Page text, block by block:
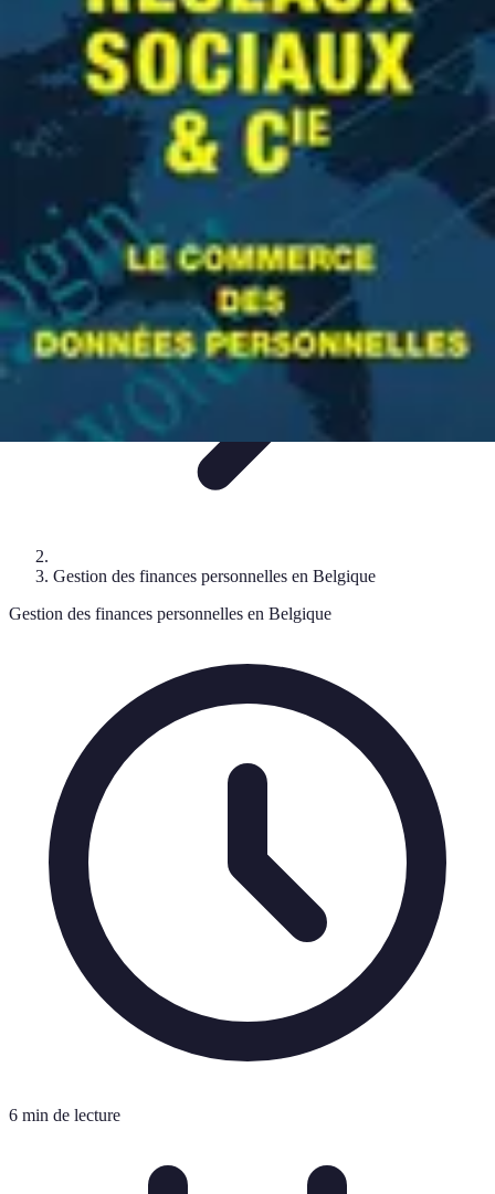
Mes Finances BE
Technologie et FinancesGestion des DettesBudgétisationGestion
FinancièreGestion de Crédit
Mes Finances BE
Gestion des finances personnelles en Belgique
Gestion des finances personnelles en Belgique
6 min de lecture